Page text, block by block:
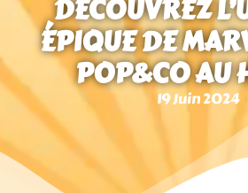
DÉCOUVREZ
ÉPIQUE DE
POP&CO AU
19 Juin 2024